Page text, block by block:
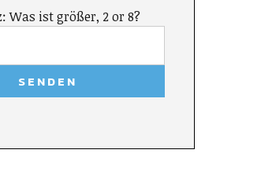
Was ist größer, 2 or 8?